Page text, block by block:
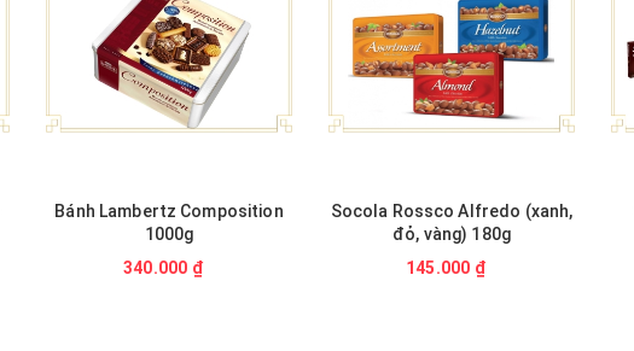
Bánh Lambertz Composition
1000g
340.000 ₫
Socola Rossco Alfredo (xanh,
đỏ, vàng) 180g
145.000 ₫